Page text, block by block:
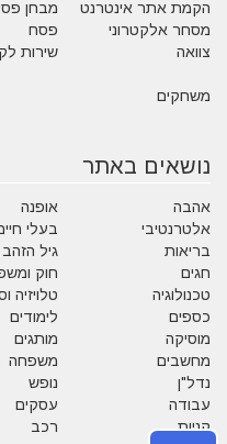
הקמת אתר אינטרנט
מבחן
מסחר אלקטרוני
פסח
צוואה
שירות
משחקים
נושאים באתר
אהבה אופנה
אלטרנטיבי
בעלי
בריאות
גיל הזהב
חגים
חוק
טכנולוגיה
טלויזיה
כספים
לימודים
מוסיקה
מותגים
מחשבים
משפחה
נדל"ן
נופש
עבודה
עסקים
קניות
רכב